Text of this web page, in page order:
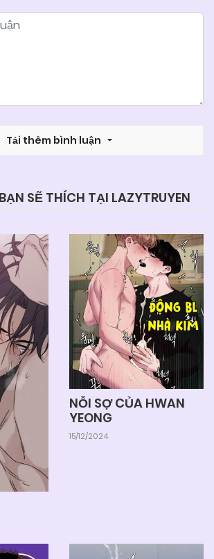
Tải thêm bình luận
SẼ THÍCH TẠI LAZYTRUYEN
NỖI SỢ CỦA HWAN
YEONG
15/12/2024